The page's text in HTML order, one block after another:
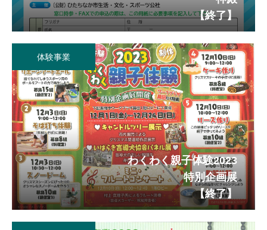
【終了】
体験事業
わくわく親子体験2023
特別企画展
【終了】